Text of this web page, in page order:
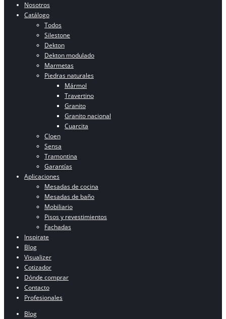
Nosotros
Catálogo
Todos
Silestone
Dekton
Dekton modulado
Marmetas
Piedras naturales
Mármol
Travertino
Granito
Granito nacional
Cuarcita
Cloen
Sensa
Tramontina
Garantías
Aplicaciones
Mesadas de cocina
Mesadas de baño
Mobiliario
Pisos y revestimientos
Fachadas
Inspirate
Blog
Visualizer
Cotizador
Dónde comprar
Contacto
Profesionales
Blog